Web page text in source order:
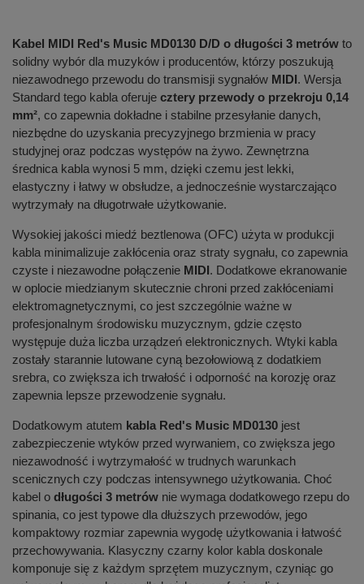
Kabel MIDI Red's Music MD0130 D/D o długości 3 metrów to
solidny wybór dla muzyków i producentów, którzy poszukują
niezawodnego przewodu do transmisji sygnałów MIDI. Wersja
Standard tego kabla oferuje cztery przewody o przekroju 0,14
mm², co zapewnia dokładne i stabilne przesyłanie danych,
niezbędne do uzyskania precyzyjnego brzmienia w pracy
studyjnej oraz podczas występów na żywo. Zewnętrzna
średnica kabla wynosi 5 mm, dzięki czemu jest lekki,
elastyczny i łatwy w obsłudze, a jednocześnie wystarczająco
wytrzymały na długotrwałe użytkowanie.
Wysokiej jakości miedź beztlenowa (OFC) użyta w produkcji
kabla minimalizuje zakłócenia oraz straty sygnału, co zapewnia
czyste i niezawodne połączenie MIDI. Dodatkowe ekranowanie
w oplocie miedzianym skutecznie chroni przed zakłóceniami
elektromagnetycznymi, co jest szczególnie ważne w
profesjonalnym środowisku muzycznym, gdzie często
występuje duża liczba urządzeń elektronicznych. Wtyki kabla
zostały starannie lutowane cyną bezołowiową z dodatkiem
srebra, co zwiększa ich trwałość i odporność na korozję oraz
zapewnia lepsze przewodzenie sygnału.
Dodatkowym atutem kabla Red's Music MD0130 jest
zabezpieczenie wtyków przed wyrwaniem, co zwiększa jego
niezawodność i wytrzymałość w trudnych warunkach
scenicznych czy podczas intensywnego użytkowania. Choć
kabel o długości 3 metrów nie wymaga dodatkowego rzepu do
spinania, co jest typowe dla dłuższych przewodów, jego
kompaktowy rozmiar zapewnia wygodę użytkowania i łatwość
przechowywania. Klasyczny czarny kolor kabla doskonale
komponuje się z każdym sprzętem muzycznym, czyniąc go